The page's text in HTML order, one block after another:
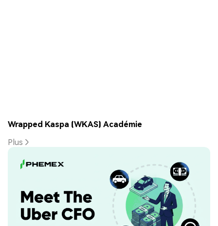
Wrapped Kaspa (WKAS) Académie
Plus